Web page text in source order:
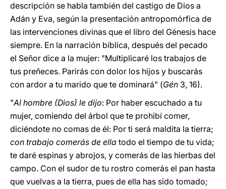
descripción se habla también del castigo de Dios a
Adán y Eva, según la presentación antropomórfica de
las intervenciones divinas que el libro del Génesis hace
siempre. En la narración bíblica, después del pecado
el Señor dice a la mujer: "Multiplicaré los trabajos de
tus preñeces. Parirás con dolor los hijos y buscarás
con ardor a tu marido que te dominará" (Gén 3, 16).
"Al hombre (Dios) le dijo: Por haber escuchado a tu
mujer, comiendo del árbol que te prohibí comer,
diciéndote no comas de él: Por ti será maldita la tierra;
con trabajo comerás de ella todo el tiempo de tu vida;
te daré espinas y abrojos, y comerás de las hierbas del
campo. Con el sudor de tu rostro comerás el pan hasta
que vuelvas a la tierra, pues de ella has sido tomado;